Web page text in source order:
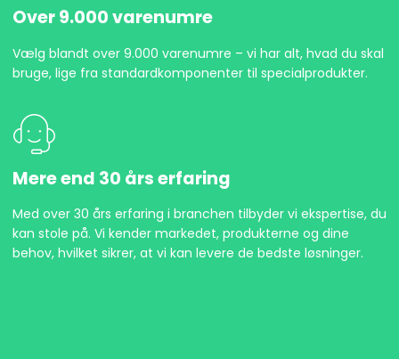
Over 9.000 varenumre
Vælg blandt over 9.000 varenumre – vi har alt, hvad du skal
bruge, lige fra standardkomponenter til specialprodukter.
Mere end 30 års erfaring
Med over 30 års erfaring i branchen tilbyder vi ekspertise, du
kan stole på. Vi kender markedet, produkterne og dine
behov, hvilket sikrer, at vi kan levere de bedste løsninger.